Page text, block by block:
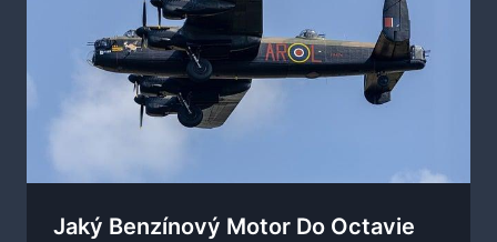
Jaký Benzínový Motor Do Octavie